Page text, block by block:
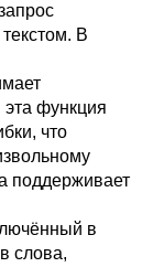
В
функция
что
поддерживает
в
слова,